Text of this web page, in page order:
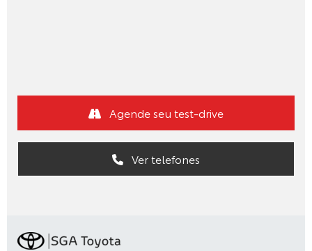
Ver telefones
Agende seu test-drive